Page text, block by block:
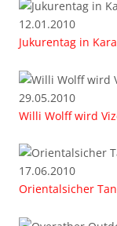
12.01.2010
Jukurentag in
29.05.2010
Willi Wolff wird
17.06.2010
Orientalsicher